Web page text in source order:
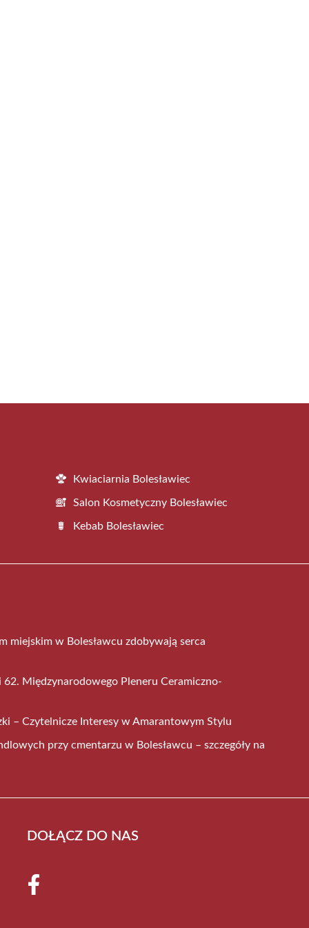
Kwiaciarnia Bolesławiec
Salon Kosmetyczny Bolesławiec
Kebab Bolesławiec
miejskim w Bolesławcu zdobywają serca
62. Międzynarodowego Pleneru Ceramiczno-
– Czytelnicze Interesy w Amarantowym Stylu
przy cmentarzu w Bolesławcu – szczegóły na
DOŁĄCZ DO NAS